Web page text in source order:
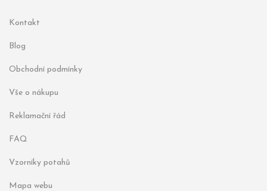
Kontakt
Blog
Obchodní podmínky
Vše o nákupu
Reklamační řád
FAQ
Vzorníky potahů
Mapa webu